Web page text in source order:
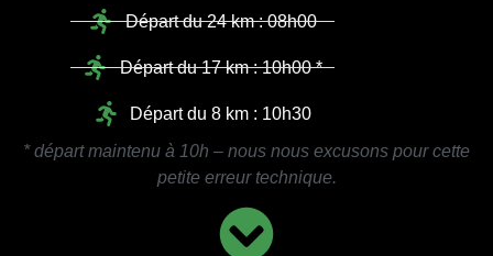
Départ du 24 km : 08h00
Départ du 17 km : 10h00 *
Départ du 8 km : 10h30
* départ maintenu à 10h – nous nous excusons pour cette
petite erreur technique.